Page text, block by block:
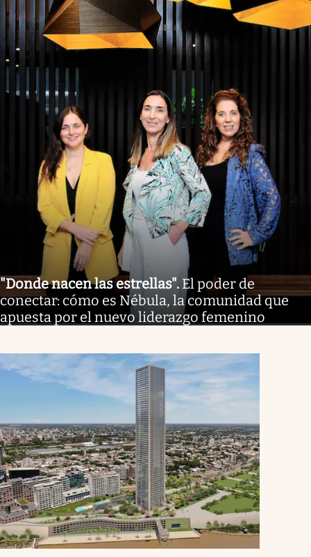
"Donde nacen las estrellas". El poder de
conectar: cómo es Nébula, la comunidad que
apuesta por el nuevo liderazgo femenino